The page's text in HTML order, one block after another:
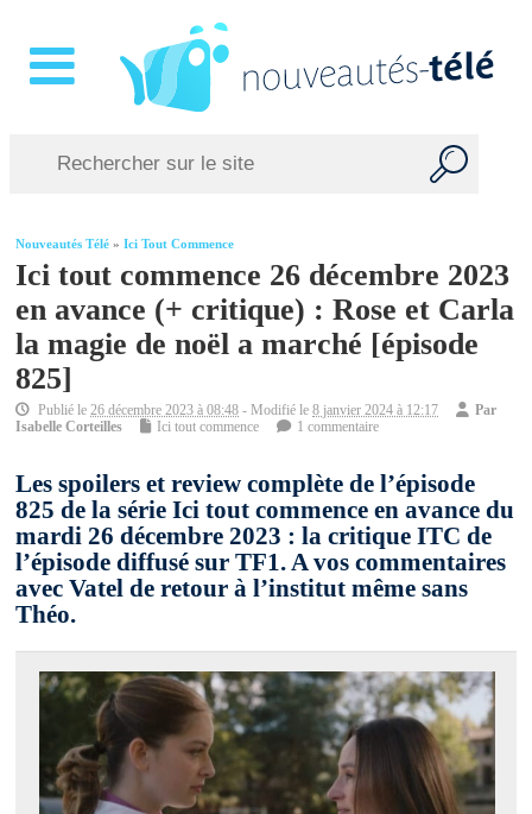
Nouveautés Télé »Ici Tout Commence
Ici tout commence 26 décembre 2023
en avance (+ critique) : Rose et Carla
la magie de noël a marché [épisode
825]
Publié le26 décembre 2023 à 08:48 - Modifié le8 janvier 2024 à 12:17
Par
Isabelle Corteilles
Ici tout commence 1 commentaire
Les spoilers et review complète de l’épisode
825 de la série Ici tout commence en avance du
mardi 26 décembre 2023 : la critique ITC de
l’épisode diffusé sur TF1. A vos commentaires
avec Vatel de retour à l’institut même sans
Théo.